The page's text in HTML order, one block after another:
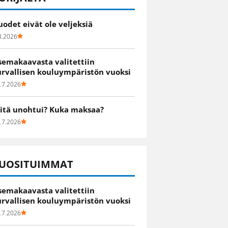
eivät ole veljeksiä
valitettiin
kouluympäristön vuoksi
unohtui? Kuka maksaa?
valitettiin
kouluympäristön vuoksi